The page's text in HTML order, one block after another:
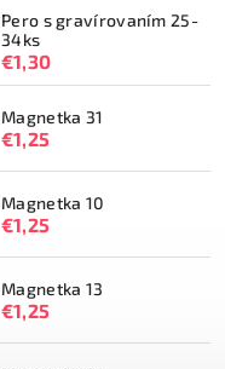
Pero s gravírovaním 25-
34ks
€1,30
Magnetka 31
€1,25
Magnetka 10
€1,25
Magnetka 13
€1,25